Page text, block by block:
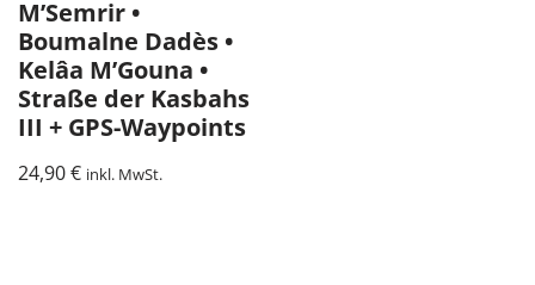
M’Semrir •
Boumalne Dadès •
Kelâa M’Gouna •
Straße der Kasbahs
III + GPS-Waypoints
24,90€ inkl. MwSt.